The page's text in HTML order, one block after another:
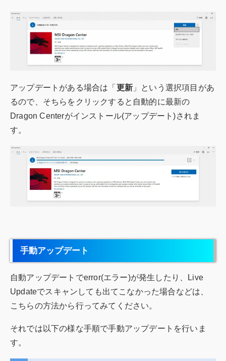
アップデートがある場合は「 更新 」という選択項目があ
るので、そちらをクリックすると自動的に最新の
Dragon Centerがインストール(アップデート)されま
す。
手動アップデート
自動アップデートでerror(エラー)が発生したり、Live
Updateでスキャンしても出てこなかった場合などは、
こちらの方法から行ってみてください。
それでは以下の様な手順で手動アップデートを行いま
す。